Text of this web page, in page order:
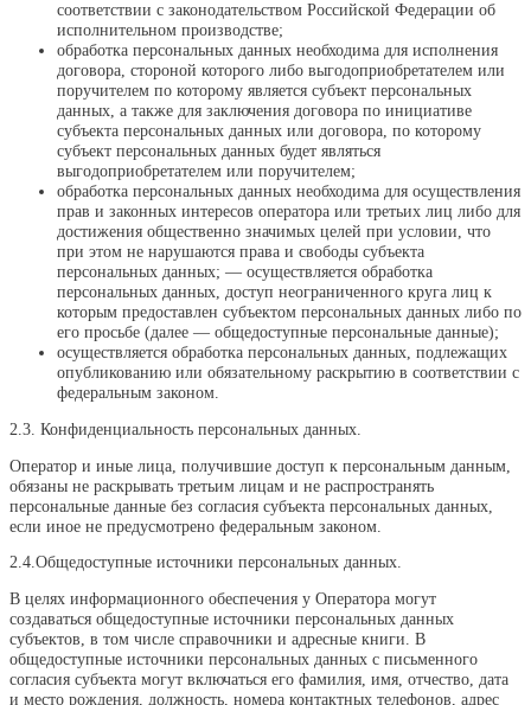
соответствии с законодательством Российской Федерации об
исполнительном производстве;
обработка персональных данных необходима для исполнения
договора, стороной которого либо выгодоприобретателем или
поручителем по которому является субъект персональных
данных, а также для заключения договора по инициативе
субъекта персональных данных или договора, по которому
субъект персональных данных будет являться
выгодоприобретателем или поручителем;
обработка персональных данных необходима для осуществления
прав и законных интересов оператора или третьих лиц либо для
достижения общественно значимых целей при условии, что
при этом не нарушаются права и свободы субъекта
персональных данных; — осуществляется обработка
персональных данных, доступ неограниченного круга лиц к
которым предоставлен субъектом персональных данных либо по
его просьбе (далее — общедоступные персональные данные);
осуществляется обработка персональных данных, подлежащих
опубликованию или обязательному раскрытию в соответствии с
федеральным законом.
2.3. Конфиденциальность персональных данных.
Оператор и иные лица, получившие доступ к персональным данным,
обязаны не раскрывать третьим лицам и не распространять
персональные данные без согласия субъекта персональных данных,
если иное не предусмотрено федеральным законом.
2.4.Общедоступные источники персональных данных.
В целях информационного обеспечения у Оператора могут
создаваться общедоступные источники персональных данных
субъектов, в том числе справочники и адресные книги. В
общедоступные источники персональных данных с письменного
согласия субъекта могут включаться его фамилия, имя, отчество, дата
и место рождения, должность, номера контактных телефонов, адрес